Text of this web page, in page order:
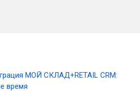
МОЙ СКЛАД+RETAIL CRM:
время